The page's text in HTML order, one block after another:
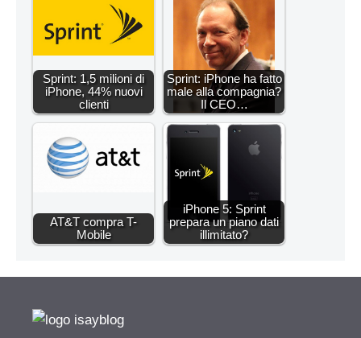
Sprint: 1,5 milioni di
iPhone, 44% nuovi
clienti
Sprint: iPhone ha fatto
male alla compagnia?
Il CEO…
AT&T compra T-
Mobile
iPhone 5: Sprint
prepara un piano dati
illimitato?